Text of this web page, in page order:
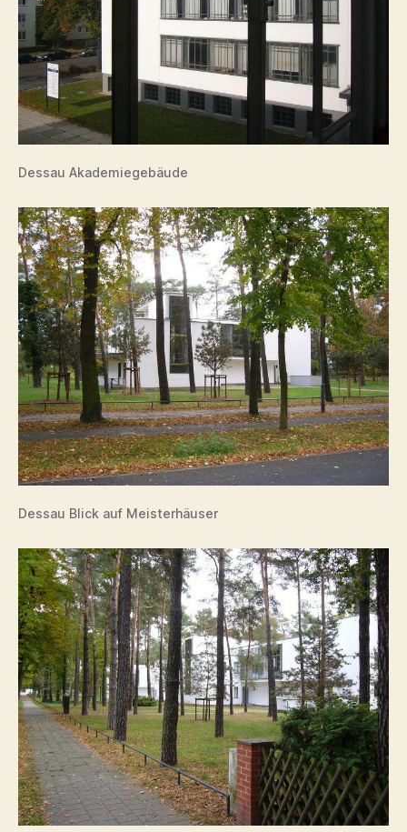
Dessau Akademiegebäude
Dessau Blick auf Meisterhäuser